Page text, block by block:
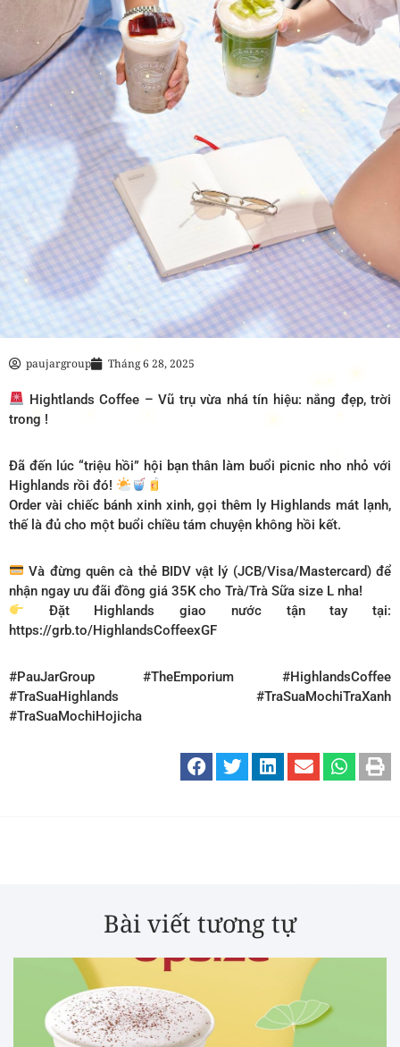
paujargroup Tháng 6 28, 2025
Hightlands Coffee – Vũ trụ vừa nhá tín hiệu: nắng đẹp, trời
trong !
Đã đến lúc “triệu hồi” hội bạn thân làm buổi picnic nho nhỏ với
Highlands rồi đó!
Order vài chiếc bánh xinh xinh, gọi thêm ly Highlands mát lạnh,
thế là đủ cho một buổi chiều tám chuyện không hồi kết.
Và đừng quên cà thẻ BIDV vật lý (JCB/Visa/Mastercard) để
nhận ngay ưu đãi đồng giá 35K cho Trà/Trà Sữa size L nha!
Đặt Highlands giao nước tận tay tại:
https://grb.to/HighlandsCoffeexGF
#PauJarGroup #TheEmporium #HighlandsCoffee
#TraSuaHighlands #TraSuaMochiTraXanh
#TraSuaMochiHojicha
Bài viết tương tự